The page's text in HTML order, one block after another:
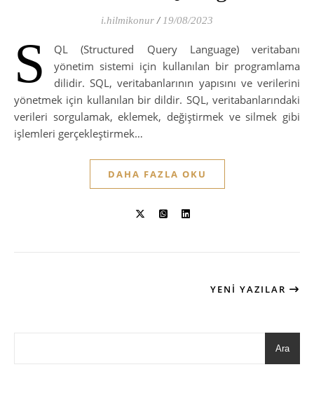
i.hilmikonur / 19/08/2023
S
QL (Structured Query Language) veritabanı
yönetim sistemi için kullanılan bir programlama
dilidir. SQL, veritabanlarının yapısını ve verilerini
yönetmek için kullanılan bir dildir. SQL, veritabanlarındaki
verileri sorgulamak, eklemek, değiştirmek ve silmek gibi
işlemleri gerçekleştirmek…
DAHA FAZLA OKU
YENI YAZILAR
Ara